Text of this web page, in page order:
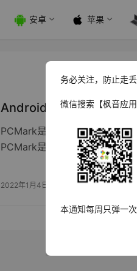
安卓 苹果
Android PCMark性能测
PCMark是专为安卓手机推出的
PCMark是将手机作为一个…
2022年1月4日
务必关注，防止走丢
微信搜索【枫音应
本通知每周只弹一